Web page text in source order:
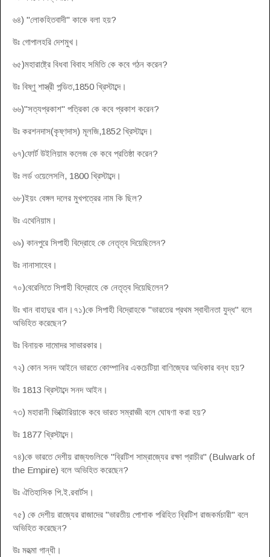
৬৪) "লোকহিতবাদী" কাকে বলা হয়?
উঃ গোপালহরি দেশমুখ।
৬৫)মহারাষ্ট্রে বিধবা বিবাহ সমিতি কে কবে গঠন করেন?
উঃ বিষ্ণু শাস্ত্রী পন্ডিত,1850 খ্রিস্টাব্দে।
৬৬)"সত্যপ্রকাশ" পত্রিকা কে কবে প্রকাশ করেন?
উঃ করশনদাস(কৃষ্ণদাস) মূলজি,1852 খ্রিস্টাব্দে।
৬৭)ফোর্ট উইলিয়াম কলেজ কে কবে প্রতিষ্ঠা করেন?
উঃ লর্ড ওয়েলেসলি, 1800 খ্রিস্টাব্দে।
৬৮)ইয়ং বেঙ্গল দলের মুখপত্রের নাম কি ছিল?
উঃ এথেনিয়াম।
৬৯) কানপুরে সিপাহী বিদ্রোহে কে নেতৃত্ব দিয়েছিলেন?
উঃ নানাসাহেব।
৭০)বেরেলিতে সিপাহী বিদ্রোহে কে নেতৃত্ব দিয়েছিলেন?
উঃ খান বাহাদুর খান।৭১)কে সিপাহী বিদ্রোহকে "ভারতের প্রথম স্বাধীনতা যুদ্ধ" বলে
অভিহিত করেছেন?
উঃ বিনায়ক দামোদর সাভারকার।
৭২) কোন সনদ আইনে ভারতে কোম্পানির একচেটিয়া বাণিজ্যের অধিকার বন্ধ হয়?
উঃ 1813 খ্রিস্টাব্দে সনদ আইন।
৭৩) মহারানী ভিক্টোরিয়াকে কবে ভারত সম্রাজ্ঞী বলে ঘোষণা করা হয়?
উঃ 1877 খ্রিস্টাব্দে।
৭৪)কে ভারতে দেশীয় রাজ্যগুলিকে "ব্রিটিশ সাম্রাজ্যের রক্ষা প্রাচীর" (Bulwark of
the Empire) বলে অভিহিত করেছেন?
উঃ ঐতিহাসিক পি.ই.রবার্টস।
৭৫) কে দেশীয় রাজ্যের রাজাদের "ভারতীয় পোশাক পরিহিত ব্রিটিশ রাজকর্মচারী" বলে
অভিহিত করেছেন?
উঃ মহত্মা গান্ধী।